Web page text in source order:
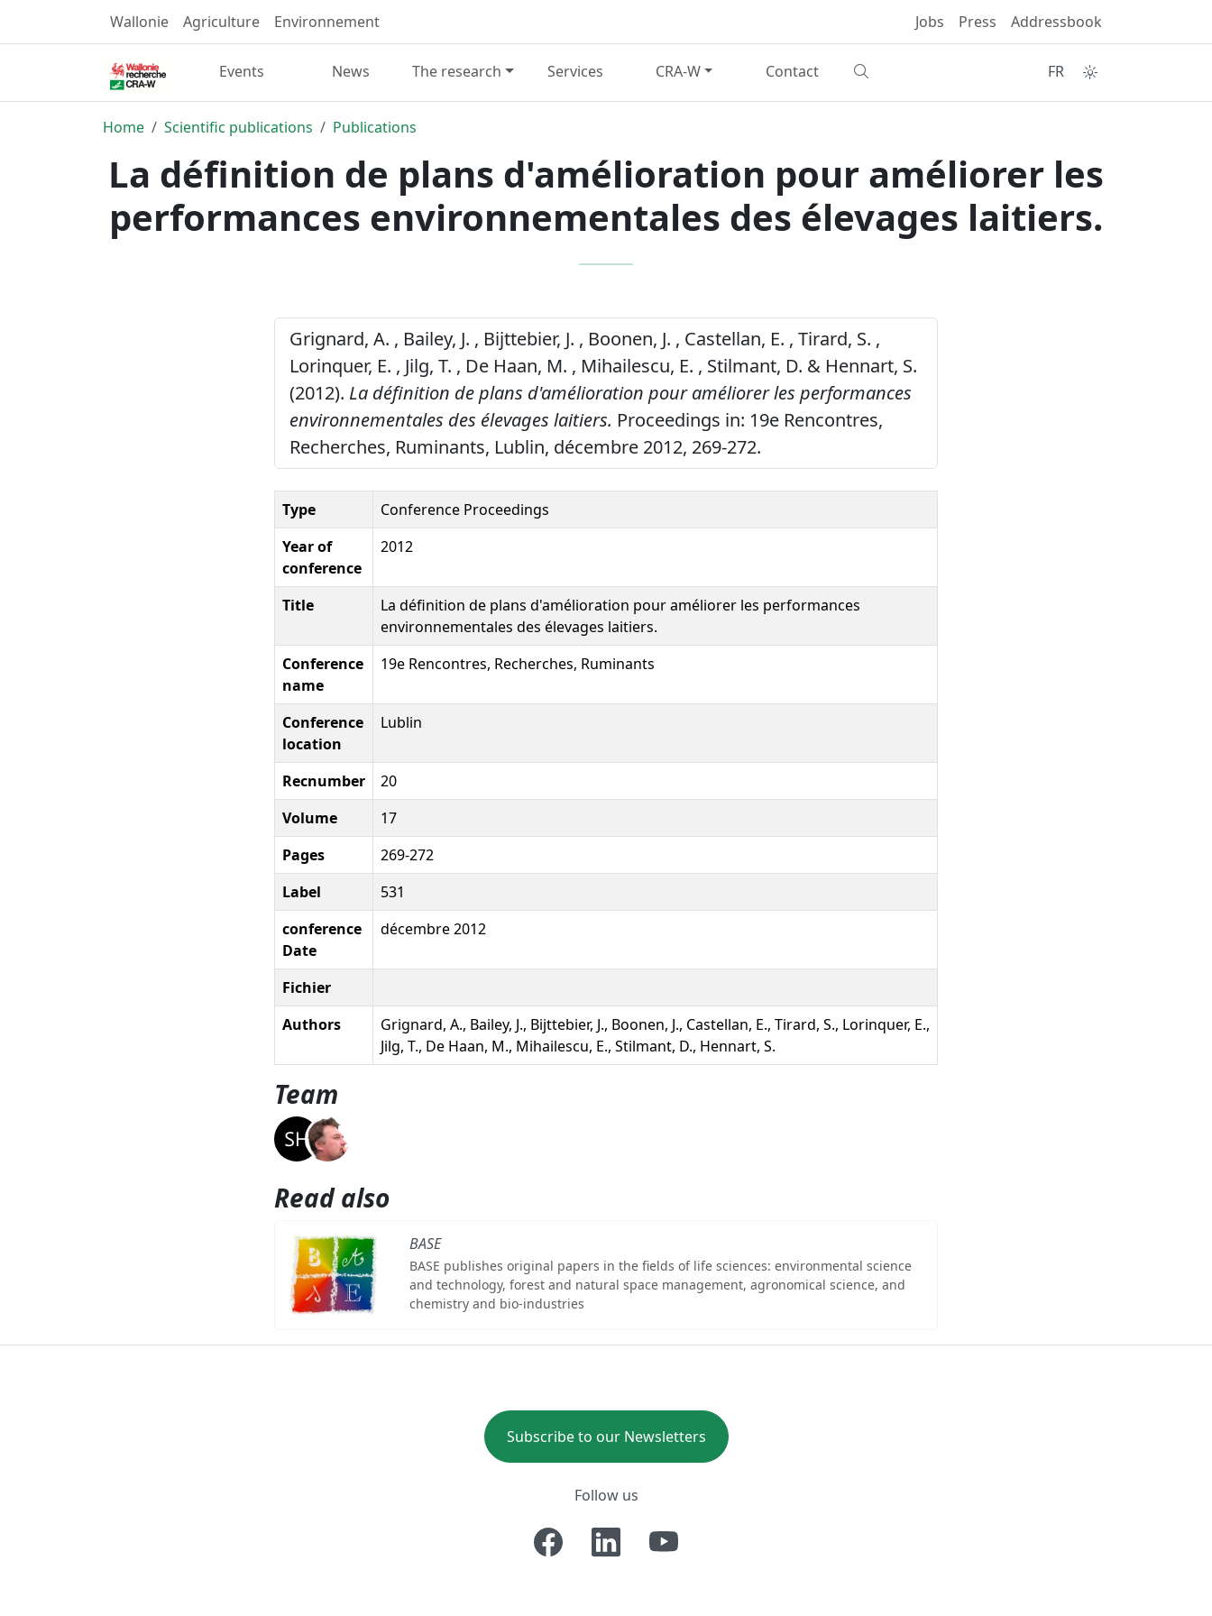
Wallonie Agriculture Environnement Jobs Press Addressbook
Events News The research Services CRA-W Contact FR
Home Scientific publications Publications
La définition de plans d'amélioration pour améliorer les
performances environnementales des élevages laitiers.
Grignard, A. , Bailey, J. , Bijttebier, J. , Boonen, J. , Castellan, E. , Tirard, S. ,
Lorinquer, E. , Jilg, T. , De Haan, M. , Mihailescu, E. , Stilmant, D. & Hennart, S.
(2012). La définition de plans d'amélioration pour améliorer les performances
environnementales des élevages laitiers. Proceedings in: 19e Rencontres,
Recherches, Ruminants, Lublin, décembre 2012, 269-272.
Type
Conference Proceedings
Year of
conference
2012
Title
La définition de plans d'amélioration pour améliorer les performances
environnementales des élevages laitiers.
Conference
name
19e Rencontres, Recherches, Ruminants
Conference
location
Lublin
Recnumber
20
Volume
17
Pages
269-272
Label
531
conference
Date
décembre 2012
Fichier
Authors
Grignard, A., Bailey, J., Bijttebier, J., Boonen, J., Castellan, E., Tirard, S., Lorinquer, E.,
Jilg, T., De Haan, M., Mihailescu, E., Stilmant, D., Hennart, S.
Team
Read also
BASE
BASE publishes original papers in the fields of life sciences: environmental science
and technology, forest and natural space management, agronomical science, and
chemistry and bio-industries
Subscribe to our Newsletters
Follow us